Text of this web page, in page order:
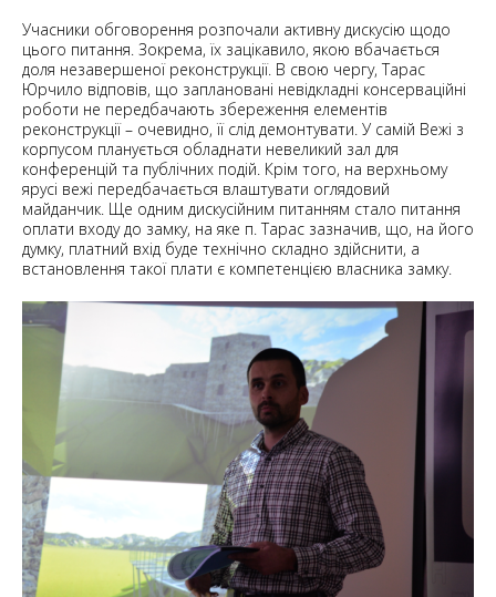
Учасники обговорення розпочали активну дискусію щодо
цього питання. Зокрема, їх зацікавило, якою вбачається
доля незавершеної реконструкції. В свою чергу, Тарас
Юрчило відповів, що заплановані невідкладні консерваційні
роботи не передбачають збереження елементів
реконструкції – очевидно, її слід демонтувати. У самій Вежі з
корпусом планується обладнати невеликий зал для
конференцій та публічних подій. Крім того, на верхньому
ярусі вежі передбачається влаштувати оглядовий
майданчик. Ще одним дискусійним питанням стало питання
оплати входу до замку, на яке п. Тарас зазначив, що, на його
думку, платний вхід буде технічно складно здійснити, а
встановлення такої плати є компетенцією власника замку.